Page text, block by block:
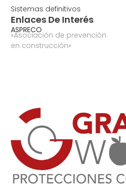
Sistemas definitivos
Enlaces De Interés
ASPRECO
«Asociación de prevención
en construcción»